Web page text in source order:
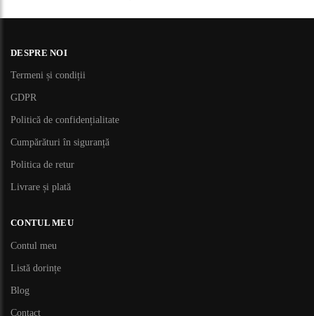
DESPRE NOI
Termeni și condiții
GDPR
Politică de confidențialitate
Cumpărături în siguranță
Politica de retur
Livrare și plată
CONTUL MEU
Contul meu
Listă dorințe
Blog
Contact